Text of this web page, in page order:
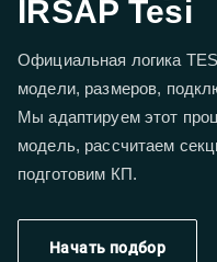
IRSAP Tesi
Официальная логика
модели, размеров,
Мы адаптируем этот
модель, рассчитаем
подготовим КП.
Начать подбор